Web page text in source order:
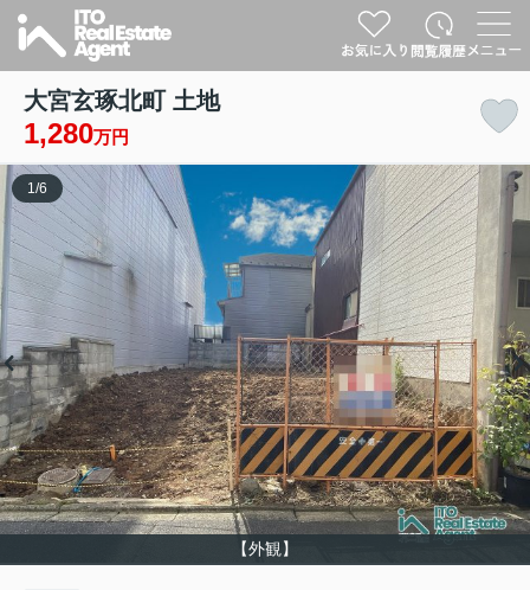
大宮玄琢北町 土地
1,280万円
【外観】
1 /6